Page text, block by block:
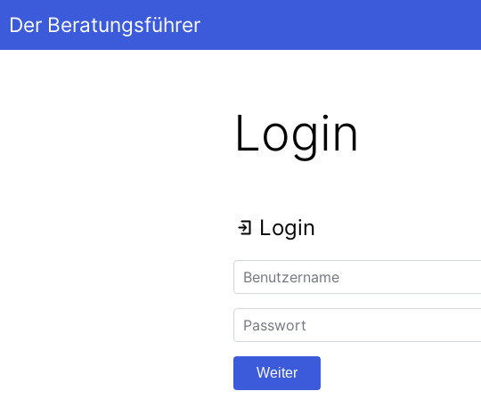
Der Beratungsführer
Login
Login